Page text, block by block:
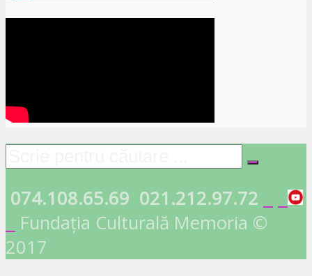
074.108.65.69 021.212.97.72
Fundația Culturală Memoria ©
2017